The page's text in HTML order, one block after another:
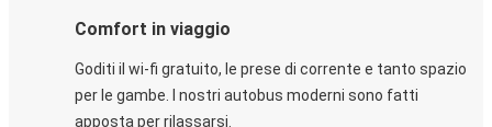
Comfort in viaggio
Goditi il wi-fi gratuito, le prese di corrente e tanto spazio
per le gambe. I nostri autobus moderni sono fatti
apposta per rilassarsi.